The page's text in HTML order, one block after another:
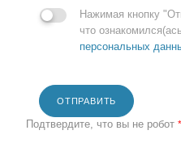
Нажимая кнопку
что
персональных
ОТПРАВИТЬ
Подтвердите, что вы не робот *